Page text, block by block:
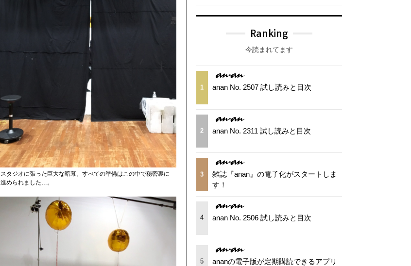
スタジオに張った巨大な暗幕。すべての準備はこの中で秘密裏に
進められました…。
Ranking
今読まれてます
1 anan No. 2507 試し読みと目次
2 anan No. 2311 試し読みと目次
3
雑誌『anan』の電子化がスタートしま
す！
4 anan No. 2506 試し読みと目次
5
ananの電子版が定期購読できるアプリ